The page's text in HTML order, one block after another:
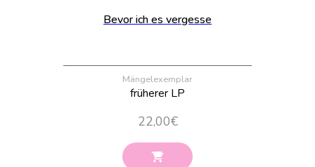
Bevor ich es vergesse
Mängelexemplar
früherer LP
22,00€